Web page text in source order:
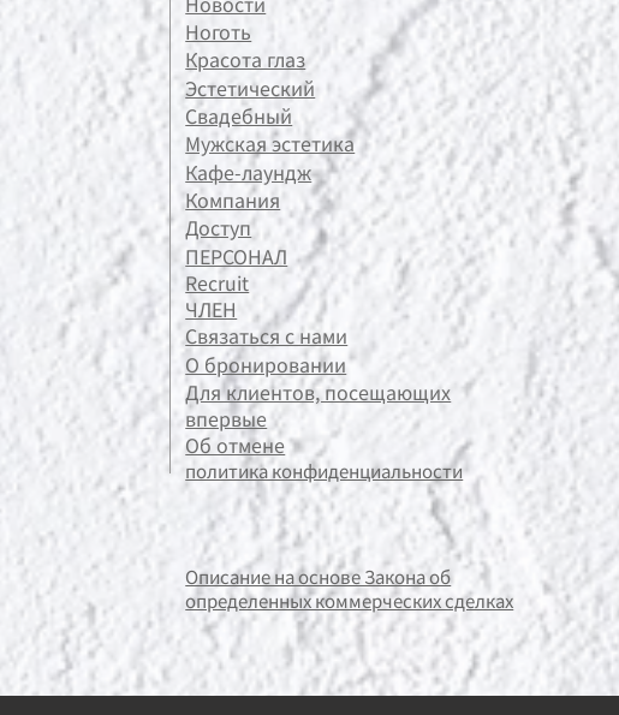
Ноготь
Красота глаз
Эстетический
Свадебный
Мужская эстетика
Кафе-лаундж
Компания
Доступ
ПЕРСОНАЛ
Recruit
ЧЛЕН
Связаться с нами
О бронировании
Для клиентов, посещающих
впервые
Об отмене
политика конфиденциальности
Описание на основе Закона об
определенных коммерческих сделках